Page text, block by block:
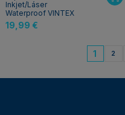
Inkjet/Láser
Waterproof VINTEX
19,99 €
1 2